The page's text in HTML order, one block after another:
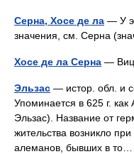
Серна, Хосе де ла — У
значения, см. Серна
Хосе де ла Серна —
Эльзас — истор. обл. и
Упоминается в 625 г. как
Эльзас). Название от
жительства возникло
алеманов, бывших в